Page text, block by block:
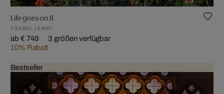
Life goes on II
YSABEL LEMAY
ab € 749
10% Rabatt
3 größen verfügbar
Bestseller